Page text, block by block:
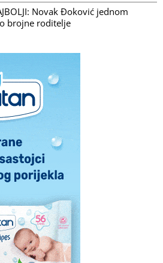
Novak Đoković jednom
brojne roditelje